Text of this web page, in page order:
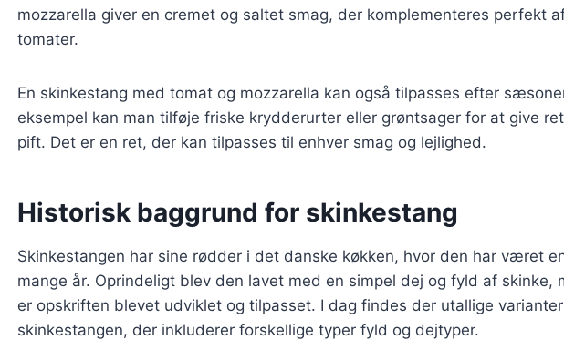
mozzarella giver en cremet og saltet smag, der komplementeres perfekt
tomater.
En skinkestang med tomat og mozzarella kan også tilpasses efter
eksempel kan man tilføje friske krydderurter eller grøntsager for at give
pift. Det er en ret, der kan tilpasses til enhver smag og lejlighed.
Historisk baggrund for skinkestang
Skinkestangen har sine rødder i det danske køkken, hvor den har været
mange år. Oprindeligt blev den lavet med en simpel dej og fyld af skinke,
er opskriften blevet udviklet og tilpasset. I dag findes der utallige
skinkestangen, der inkluderer forskellige typer fyld og dejtyper.